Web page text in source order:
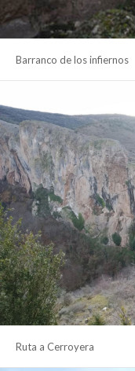
Barranco de los infiernos
Ruta a Cerroyera